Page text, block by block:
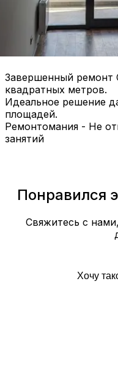
Завершенный ремонт
квадратных метров.
Идеальное решение
площадей.
Ремонтомания - Не
занятий
Понравился
Свяжитесь с
Хочу